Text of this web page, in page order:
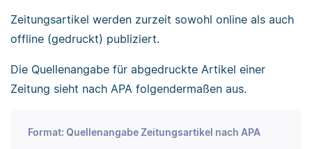
Zeitungsartikel werden zurzeit sowohl online als auch
offline (gedruckt) publiziert.
Die Quellenangabe für abgedruckte Artikel einer
Zeitung sieht nach APA folgendermaßen aus.
Format: Quellenangabe Zeitungsartikel nach APA